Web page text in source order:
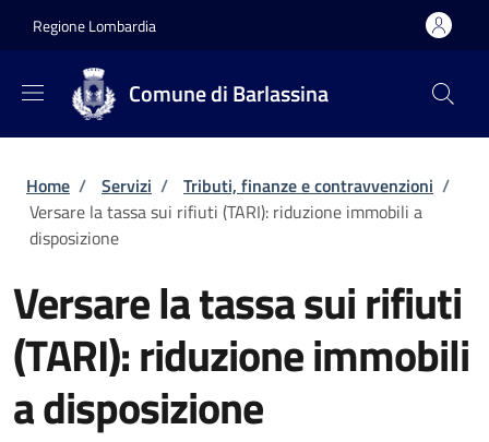
Regione Lombardia
Comune di Barlassina
Briciole di pane
Home / Servizi / Tributi, finanze e contravvenzioni /
Versare la tassa sui rifiuti (TARI): riduzione immobili a
disposizione
Versare la tassa sui rifiuti
(TARI): riduzione immobili
a disposizione